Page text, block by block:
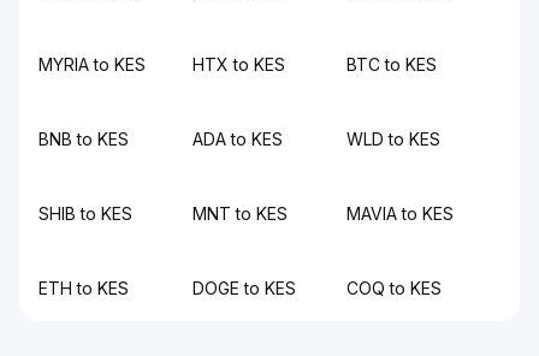
MYRIA to KES HTX to KES BTC to KES
BNB to KES ADA to KES WLD to KES
SHIB to KES MNT to KES MAVIA to KES
ETH to KES DOGE to KES COQ to KES